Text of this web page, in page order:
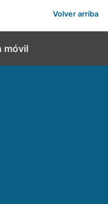
Volver arriba
móvil